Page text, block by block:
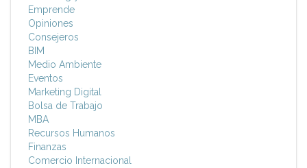
Emprende
Opiniones
Consejeros
BIM
Medio Ambiente
Eventos
Marketing Digital
Bolsa de Trabajo
MBA
Recursos Humanos
Finanzas
Comercio Internacional